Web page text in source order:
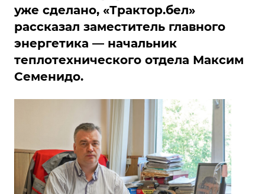
уже сделано, «Трактор.бел»
рассказал заместитель главного
энергетика — начальник
теплотехнического отдела Максим
Семенидо.